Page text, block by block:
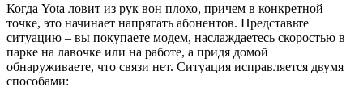
Когда Yota ловит из рук вон плохо, причем в конкретной
точке, это начинает напрягать абонентов. Представьте
ситуацию – вы покупаете модем, наслаждаетесь скоростью в
парке на лавочке или на работе, а придя домой
обнаруживаете, что связи нет. Ситуация исправляется двумя
способами: